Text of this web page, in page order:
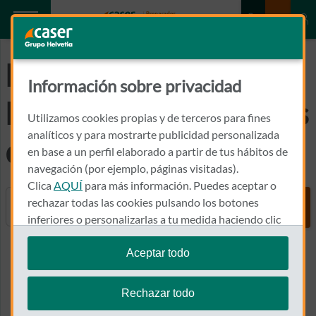
Preguntas
Frecuentes de Planes
de Pensiones
Buscador
Información sobre privacidad
Utilizamos cookies propias y de terceros para fines
analíticos y para mostrarte publicidad personalizada
en base a un perfil elaborado a partir de tus hábitos de
navegación (por ejemplo, páginas visitadas).
Clica AQUÍ para más información. Puedes aceptar o
rechazar todas las cookies pulsando los botones
inferiores o personalizarlas a tu medida haciendo clic
en"configurar cookies".
Te recordamos que puedes modificar tus ajustes de
cookies en cualquier momento en la sección
Aceptar todo
Rechazar todo